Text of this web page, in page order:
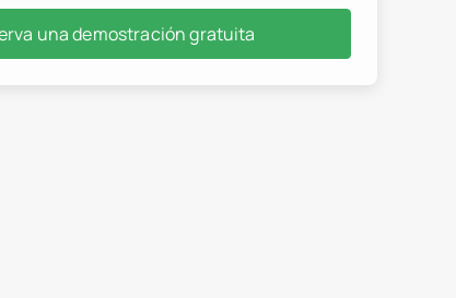
una demostración gratuita